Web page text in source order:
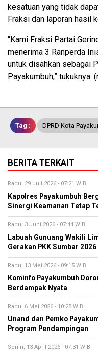
kesatuan yang tidak
Fraksi dan laporan hasil
“Kami Fraksi Partai
menerima 3 Ranperda
untuk disahkan sebagai
Payakumbuh,” tukuknya.
Tag : DPRD Kota
BERITA TERKAIT
Rabu, 29 Juli 2026 - 07:21 WIB
Kapolres Payakumbuh
Sinergi Keamanan Tetap
Rabu, 3 Juni 2026 - 07:44 WIB
Labuah Gunuang Wakili
Gerakan PKK Sumbar 2026
Rabu, 13 Mei 2026 - 09:15 WIB
Kominfo Payakumbuh
Berdampak Nyata
Rabu, 6 Mei 2026 - 10:25 WIB
Unand dan Pemko
Program Pendampingan
Senin, 13 April 2026 - 07:31 WIB